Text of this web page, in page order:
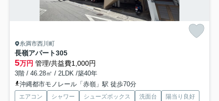
糸満市西川町
長嶺アパート305
5万円 管理/共益費1,000円
3階 / 46.28㎡ / 2LDK /築40年
沖縄都市モノレール「赤嶺」駅 徒歩70分
エアコン シャワー シューズボックス 洗面台
陽当り良好